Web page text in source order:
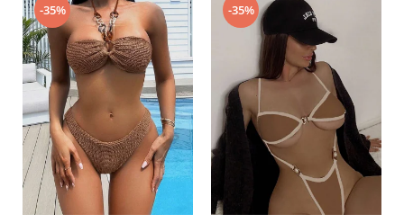
-35% -35%